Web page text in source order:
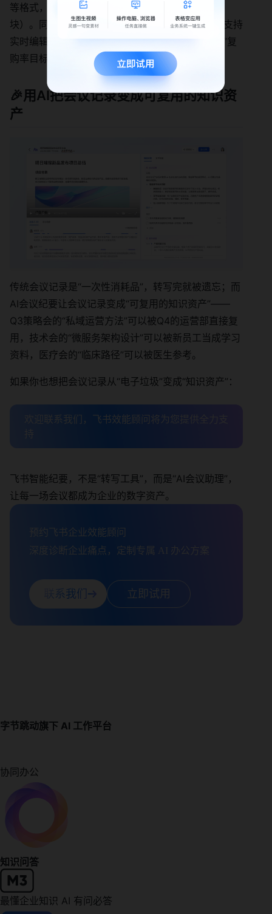
等格式，保留结构化格式（比如核心结论、议程模
块）。同时，转写内容会自动同步到飞书云文档，支持
实时编辑和评论——比如你可以直接在文档里修改“复
购率目标50%”为“55%”，系统会保存修改记录。
🎉用AI把会议记录变成可复用的知识资
产
传统会议记录是“一次性消耗品”，转写完就被遗忘；而
AI会议纪要让会议记录变成“可复用的知识资产”——
Q3策略会的“私域运营方法”可以被Q4的运营部直接复
用，技术会的“微服务架构设计”可以被新员工当成学习
资料，医疗会的“临床路径”可以被医生参考。
如果你也想把会议记录从“电子垃圾”变成“知识资产”：
欢迎联系我们，飞书效能顾问将为您提供全力支
飞书智能纪要，不是“转写工具”，而是“AI会议助理”，
让每一场会议都成为企业的数字资产。
预约飞书企业效能顾问
深度诊断企业痛点，定制专属 AI 办公方案
联系我们 立即试用
字节跳动旗下 AI 工作平台
协同办公
知识问答
最懂企业知识 AI 有问必答